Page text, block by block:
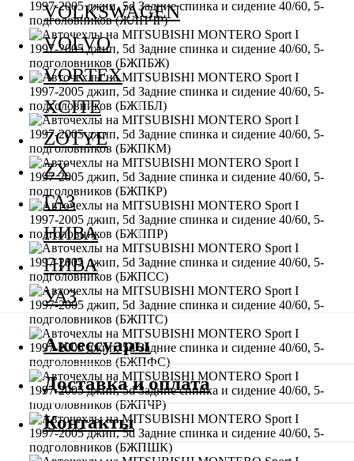
VOLKSWAGEN
VOLVO
VORTEX
XCITE
ZOTYE
ZX
ГАЗ
НИВА
НИВА
УАЗ
Аксессуары
Доставка и оплата
Контакты